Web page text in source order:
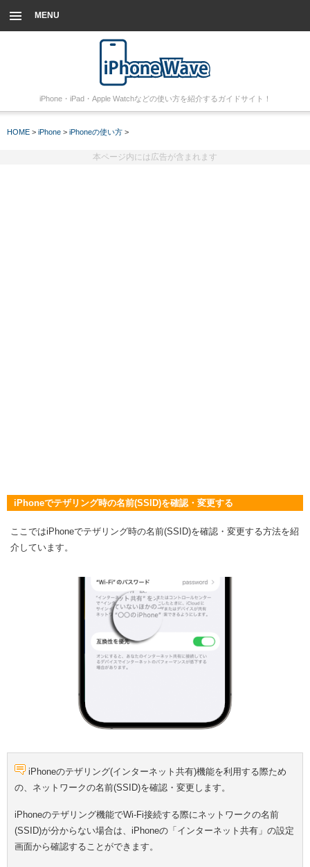
MENU
iPhone・iPad・Apple Watchなどの使い方を紹介するガイドサイト！
HOME > iPhone > iPhoneの使い方 >
本ページ内には広告が含まれます
iPhoneでテザリング時の名前(SSID)を確認・変更する
ここではiPhoneでテザリング時の名前(SSID)を確認・変更する方法を紹
介しています。
iPhoneのテザリング(インターネット共有)機能を利用する際ため
の、ネットワークの名前(SSID)を確認・変更します。
iPhoneのテザリング機能でWi-Fi接続する際にネットワークの名前
(SSID)が分からない場合は、iPhoneの「インターネット共有」の設定
画面から確認することができます。